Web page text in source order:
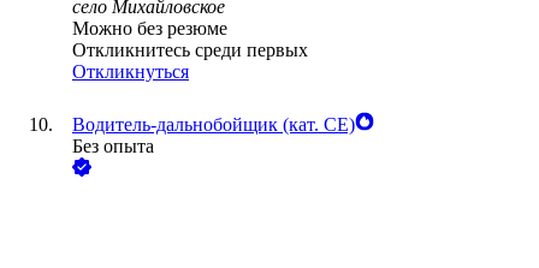
село Михайловское
Можно без резюме
Откликнитесь среди первых
Откликнуться
Водитель-дальнобойщик (кат. CE)
Без опыта